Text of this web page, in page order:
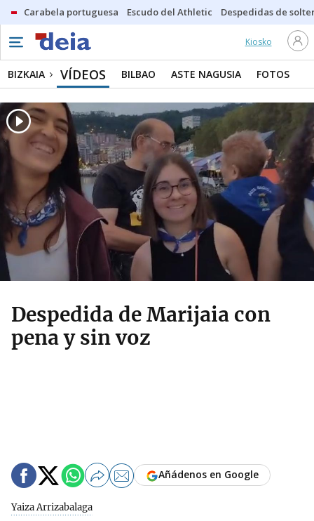
Carabela portuguesa Escudo del Athletic Despedidas de
Kiosko
BIZKAIA VÍDEOS BILBAO ASTE NAGUSIA FOTOS
Despedida de Marijaia con
pena y sin voz
Yaiza Arrizabalaga
Añádenos en Google